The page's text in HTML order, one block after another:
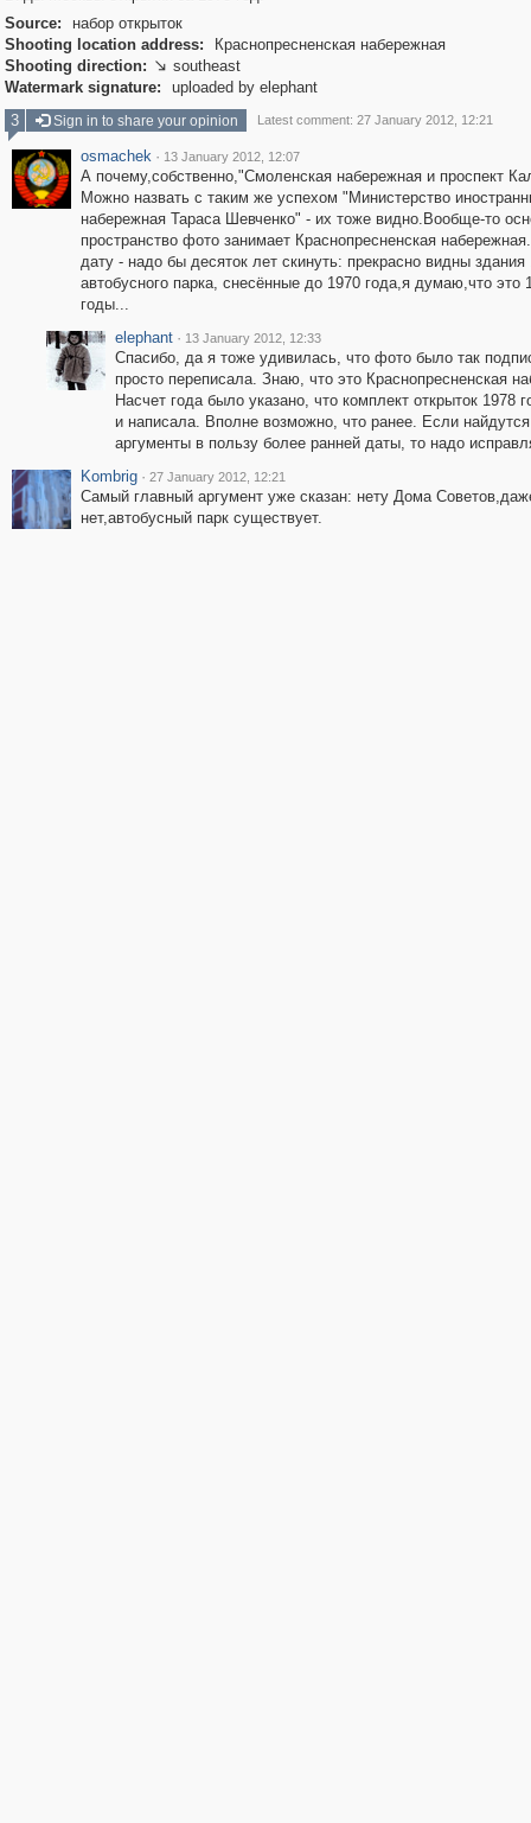
Source:
набор открыток
Shooting location address:
Краснопресненская набережная
Shooting direction:  southeast
Watermark signature:
uploaded by elephant
3
Sign in to share your opinion Latest comment: 27 January 2012, 12:21
osmachek · 13 January 2012, 12:07
А почему,собственно,"Смоленская набережная и проспект
Можно назвать с таким же успехом "Министерство
набережная Тараса Шевченко" - их тоже видно.Вообще-то
пространство фото занимает Краснопресненская
дату - надо бы десяток лет скинуть: прекрасно видны здания
автобусного парка, снесённые до 1970 года,я думаю,что это
годы...
elephant · 13 January 2012, 12:33
Спасибо, да я тоже удивилась, что фото было так
просто переписала. Знаю, что это Краснопресненская
Насчет года было указано, что комплект открыток 1978
и написала. Вполне возможно, что ранее. Если
аргументы в пользу более ранней даты, то надо
Kombrig · 27 January 2012, 12:21
Самый главный аргумент уже сказан: нету Дома
нет,автобусный парк существует.